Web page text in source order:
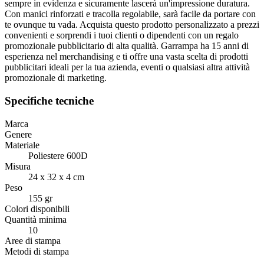
sempre in evidenza e sicuramente lascerà un'impressione duratura.
Con manici rinforzati e tracolla regolabile, sarà facile da portare con
te ovunque tu vada. Acquista questo prodotto personalizzato a prezzi
convenienti e sorprendi i tuoi clienti o dipendenti con un regalo
promozionale pubblicitario di alta qualità. Garrampa ha 15 anni di
esperienza nel merchandising e ti offre una vasta scelta di prodotti
pubblicitari ideali per la tua azienda, eventi o qualsiasi altra attività
promozionale di marketing.
Specifiche tecniche
Marca
Genere
Materiale
Poliestere 600D
Misura
24 x 32 x 4 cm
Peso
155 gr
Colori disponibili
Quantità minima
10
Aree di stampa
Metodi di stampa